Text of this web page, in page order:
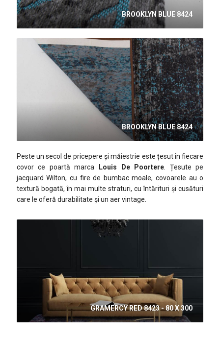
BROOKLYN BLUE 8424
BROOKLYN BLUE 8424
Peste un secol de pricepere și măiestrie este țesut în fiecare
covor ce poartă marca
Louis De Poortere . Țesute pe
jacquard Wilton, cu fire de bumbac moale, covoarele au o
textură bogată, în mai multe straturi, cu întărituri și cusături
care le oferă durabilitate și un aer vintage.
GRAMERCY RED 8423 - 80 X 300